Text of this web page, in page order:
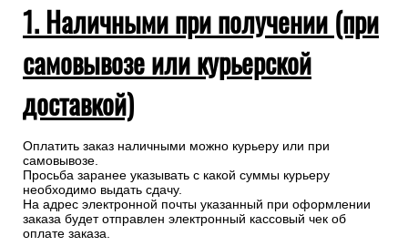
1. Наличными при получении (при
самовывозе или курьерской
доставкой)
Оплатить заказ наличными можно курьеру или при
самовывозе.
Просьба заранее указывать с какой суммы курьеру
необходимо выдать сдачу.
На адрес электронной почты указанный при оформлении
заказа будет отправлен электронный кассовый чек об
оплате заказа.